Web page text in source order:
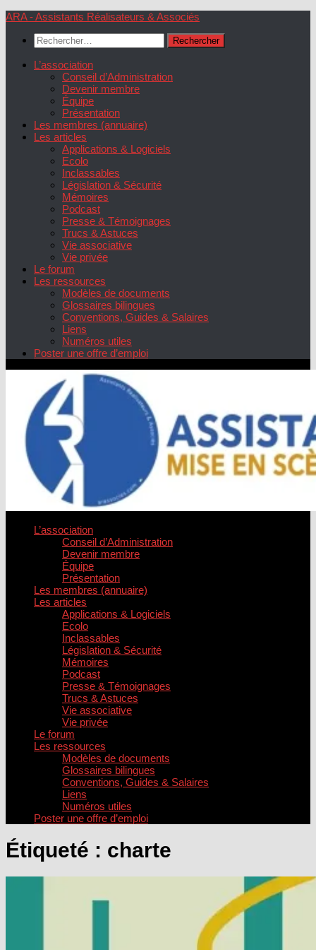
Skip
content
ARA - Assistants Réalisateurs & Associés
Rechercher :
L’association
Conseil d’Administration
Devenir membre
Équipe
Présentation
Les membres (annuaire)
Les articles
Applications & Logiciels
Ecolo
Inclassables
Législation & Sécurité
Mémoires
Podcast
Presse & Témoignages
Trucs & Astuces
Vie associative
Vie privée
Le forum
Les ressources
Modèles de documents
Glossaires bilingues
Conventions, Guides & Salaires
Liens
Numéros utiles
Poster une offre d’emploi
L’association
Conseil d’Administration
Devenir membre
Équipe
Présentation
Les membres (annuaire)
Les articles
Applications & Logiciels
Ecolo
Inclassables
Législation & Sécurité
Mémoires
Podcast
Presse & Témoignages
Trucs & Astuces
Vie associative
Vie privée
Le forum
Les ressources
Modèles de documents
Glossaires bilingues
Conventions, Guides & Salaires
Liens
Numéros utiles
Poster une offre d’emploi
Étiqueté : charte